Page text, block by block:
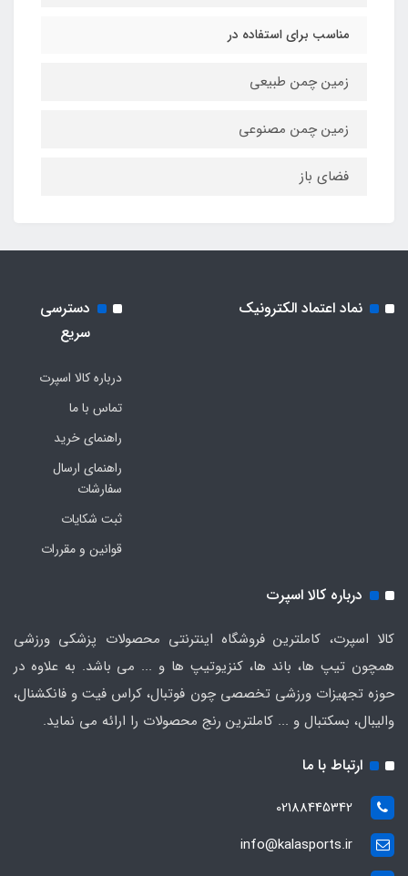
مناسب برای استفاده در
زمین چمن طبیعی
زمین چمن مصنوعی
فضای باز
نماد اعتماد الکترونیک
دسترسی
سریع
درباره کالا اسپرت
تماس با ما
راهنمای خرید
راهنمای ارسال
سفارشات
ثبت شکایات
قوانین و مقررات
درباره کالا اسپرت
کالا اسپرت، کاملترین فروشگاه اینترنتی محصولات پزشکی ورزشی
همچون تیپ ها، باند ها، کنزیوتیپ ها و ... می باشد. به علاوه در
حوزه تجهیزات ورزشی تخصصی چون فوتبال، کراس فیت و فانکشنال،
والیبال، بسکتبال و ... کاملترین رنج محصولات را ارائه می نماید.
ارتباط با ما
02188445342
info@kalasports.ir